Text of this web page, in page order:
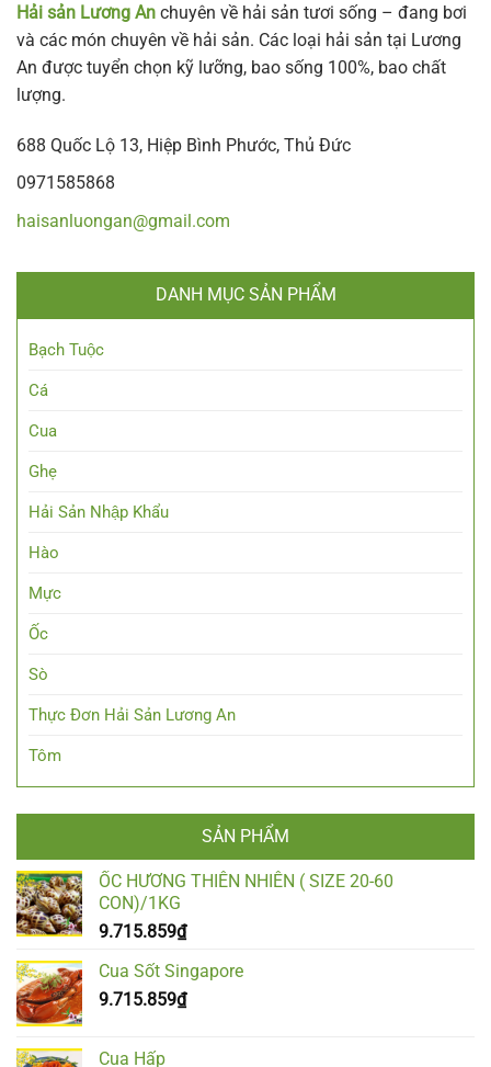
Hải sản Lương An chuyên về hải sản tươi sống – đang bơi
và các món chuyên về hải sản. Các loại hải sản tại Lương
An được tuyển chọn kỹ lưỡng, bao sống 100%, bao chất
lượng.
688 Quốc Lộ 13, Hiệp Bình Phước, Thủ Đức
0971585868
haisanluongan@gmail.com
DANH MỤC SẢN PHẨM
Bạch Tuộc
Cá
Cua
Ghẹ
Hải Sản Nhập Khẩu
Hào
Mực
Ốc
Sò
Thực Đơn Hải Sản Lương An
Tôm
SẢN PHẨM
ỐC HƯƠNG THIÊN NHIÊN ( SIZE 20-60
CON)/1KG
9.715.859₫
Cua Sốt Singapore
9.715.859₫
Cua Hấp